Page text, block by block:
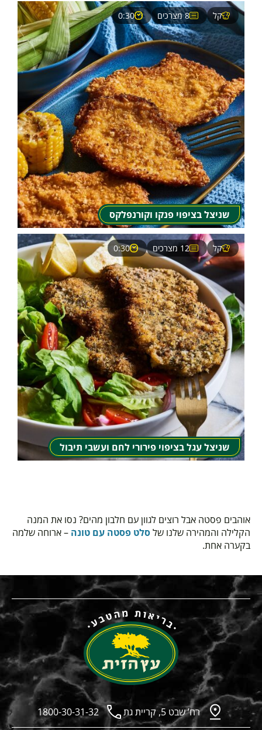
שניצל בציפוי פנקו וקורנפלקס
קל 8 מצרכים 0:30
שניצל עגל בציפוי פירורי לחם ועשבי תיבול
קל 12 מצרכים 0:30
אוהבים פסטה אבל רוצים לגוון עם חלבון מהים? נסו את המנה
הקלילה והמהירה שלנו שלסלט פסטה עם טונה – ארוחה שלמה
בקערה אחת.
רח’ שבט 5, קריית גת 1800-30-31-32